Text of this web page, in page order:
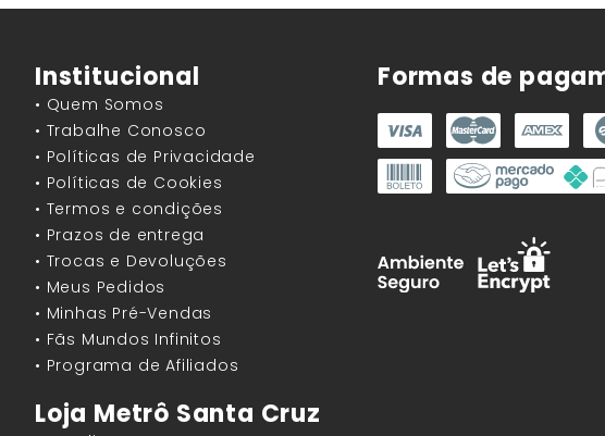
Institucional
• Quem Somos
• Trabalhe Conosco
• Políticas de Privacidade
• Políticas de Cookies
• Termos e condições
• Prazos de entrega
• Trocas e Devoluções
• Meus Pedidos
• Minhas Pré-Vendas
• Fãs Mundos Infinitos
• Programa de Afiliados
Loja Metrô Santa Cruz
Formas de